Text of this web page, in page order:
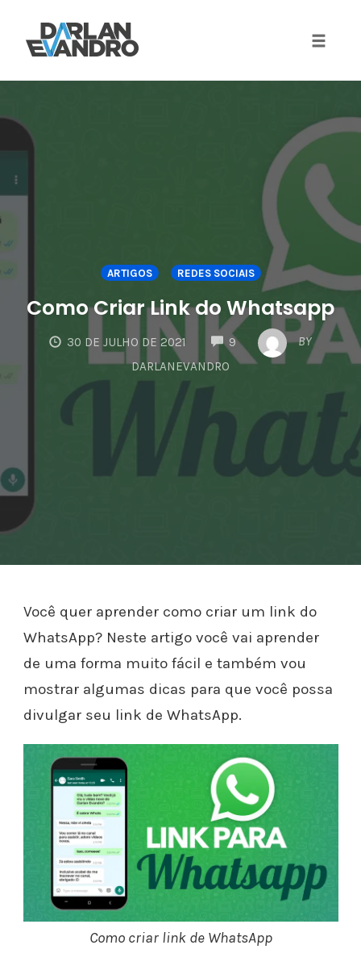
content
ARTIGOS REDES SOCIAIS
Como Criar Link do Whatsapp
30 DE JULHO DE 2021 9COMMENTSBY
DARLANEVANDRO
Você quer aprender como criar um link do
WhatsApp? Neste artigo você vai aprender
de uma forma muito fácil e também vou
mostrar algumas dicas para que você possa
divulgar seu link de WhatsApp.
Como criar link de WhatsApp